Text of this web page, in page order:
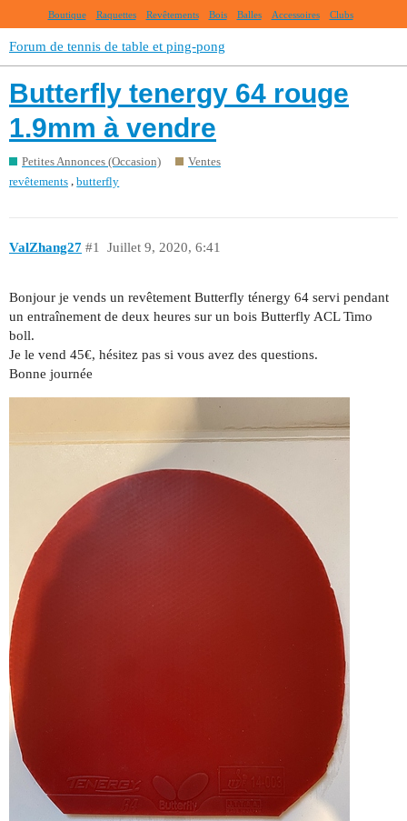
Boutique Raquettes Revêtements Bois Balles Accessoires Clubs
Forum de tennis de table et ping-pong
Butterfly tenergy 64 rouge
1.9mm à vendre
Petites Annonces (Occasion)
Ventes
revêtements ,butterfly
ValZhang27 Juillet 9, 2020, 6:41
#1
Bonjour je vends un revêtement Butterfly ténergy 64 servi pendant
un entraînement de deux heures sur un bois Butterfly ACL Timo
boll.
Je le vend 45€, hésitez pas si vous avez des questions.
Bonne journée